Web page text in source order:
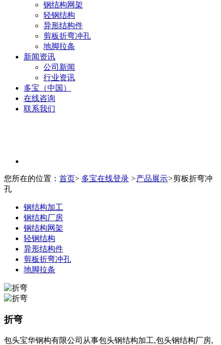
钢结构网架
轻钢结构
异形结构件
剪板折弯冲孔
地脚拉条
新闻资讯
公司新闻
行业资讯
多宝（中国）
在线咨询
联系我们
您所在的位置： 首页> 多宝在线登录 >产品展示>剪板折弯冲
孔
钢结构加工
钢结构厂房
钢结构网架
轻钢结构
异形结构件
剪板折弯冲孔
地脚拉条
折弯
包头宝华钢构有限公司从事包头钢结构加工,包头钢结构厂房,